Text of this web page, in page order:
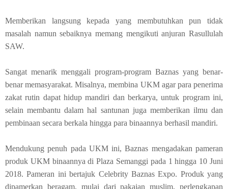
Memberikan langsung kepada yang membutuhkan pun tidak
masalah namun sebaiknya memang mengikuti anjuran Rasullulah
SAW.
Sangat menarik menggali program-program Baznas yang benar-
benar memasyarakat. Misalnya, membina UKM agar para penerima
zakat rutin dapat hidup mandiri dan berkarya, untuk program ini,
selain membantu dalam hal santunan juga memberikan ilmu dan
pembinaan secara berkala hingga para binaannya berhasil mandiri.
Mendukung penuh pada UKM ini, Baznas mengadakan pameran
produk UKM binaannya di Plaza Semanggi pada 1 hingga 10 Juni
2018. Pameran ini bertajuk Celebrity Baznas Expo. Produk yang
dipamerkan beragam, mulai dari pakaian muslim, perlengkapan